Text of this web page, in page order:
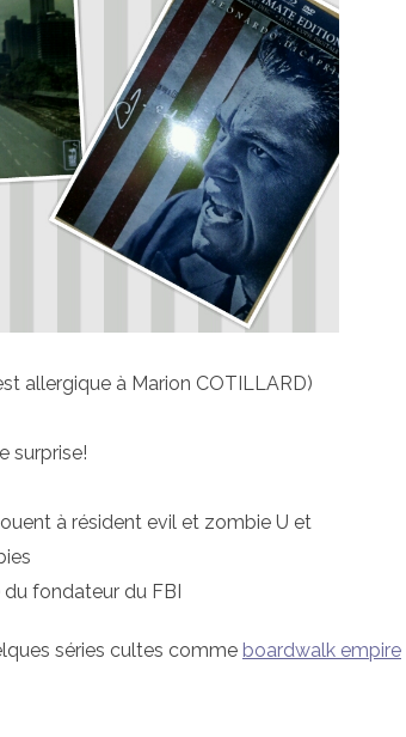
allergique à Marion COTILLARD)
surprise!
à résident evil et zombie U et
fondateur du FBI
séries cultes comme boardwalk empire